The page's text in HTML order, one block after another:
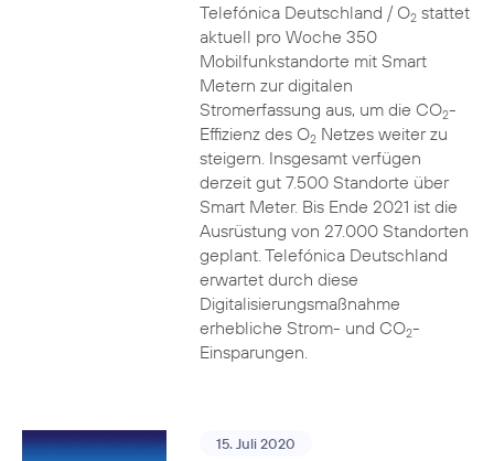
Telefónica Deutschland / O2stattet
aktuell pro Woche 350
Mobilfunkstandorte mit Smart
Metern zur digitalen
Stromerfassung aus, um die CO2-
Effizienz des O2Netzes weiter zu
steigern. Insgesamt verfügen
derzeit gut 7.500 Standorte über
Smart Meter. Bis Ende 2021 ist die
Ausrüstung von 27.000 Standorten
geplant. Telefónica Deutschland
erwartet durch diese
Digitalisierungsmaßnahme
erhebliche Strom- und CO2-
Einsparungen.
15. Juli 2020